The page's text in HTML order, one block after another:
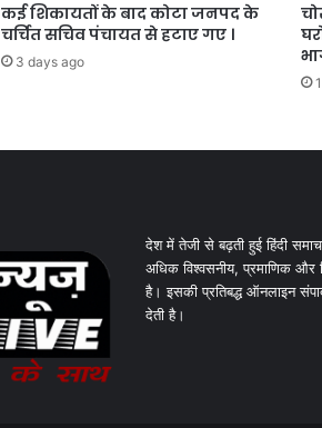
कई शिकायतों के बाद कोटा जनपद के
चर्चित सचिव पंचायत से हटाए गए ।
3 days ago
देश में तेजी से बढ़ती हुई हिंदी
अधिक विश्वसनीय, प्रमाणिक और
है। इसकी प्रतिबद्ध ऑनलाइन
देती है।